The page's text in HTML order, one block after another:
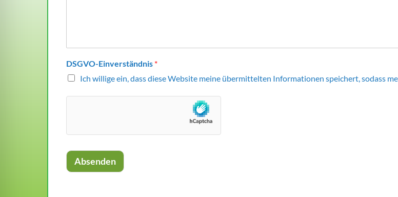
DSGVO-Einverständnis *
Ich willige ein, dass diese Website meine übermittelten Informationen speichert, sodass
Absenden